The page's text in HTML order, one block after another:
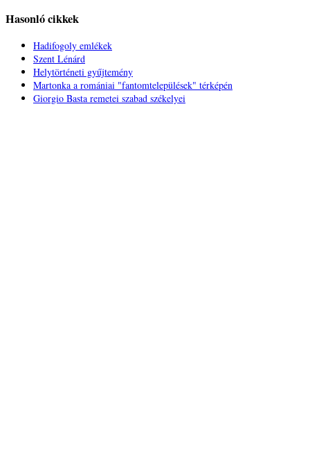
Hasonló cikkek
Hadifogoly emlékek
Szent Lénárd
Helytörténeti gyűjtemény
Martonka a romániai "fantomtelepülések" térképén
Giorgio Basta remetei szabad székelyei